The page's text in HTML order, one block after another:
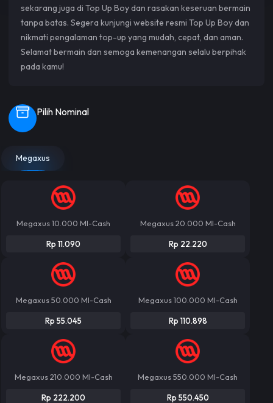
sekarang juga di Top Up Boy dan rasakan keseruan bermain
tanpa batas. Segera kunjungi website resmi Top Up Boy dan
nikmati pengalaman top-up yang mudah, cepat, dan aman.
Selamat bermain dan semoga kemenangan selalu berpihak
pada kamu!
Pilih Nominal
Megaxus
Megaxus 10.000 MI-Cash
Rp 11.090
Megaxus 20.000 MI-Cash
Rp 22.220
Megaxus 50.000 MI-Cash
Rp 55.045
Megaxus 100.000 MI-Cash
Rp 110.898
Megaxus 210.000 MI-Cash
Rp 222.200
Megaxus 550.000 MI-Cash
Rp 550.450